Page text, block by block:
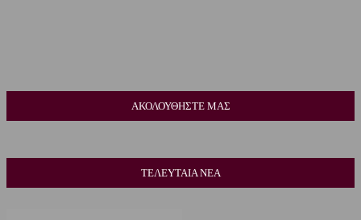
ΑΚΟΛΟΥΘΗΣΤΕ ΜΑΣ
ΤΕΛΕΥΤΑΙΑ ΝΕΑ